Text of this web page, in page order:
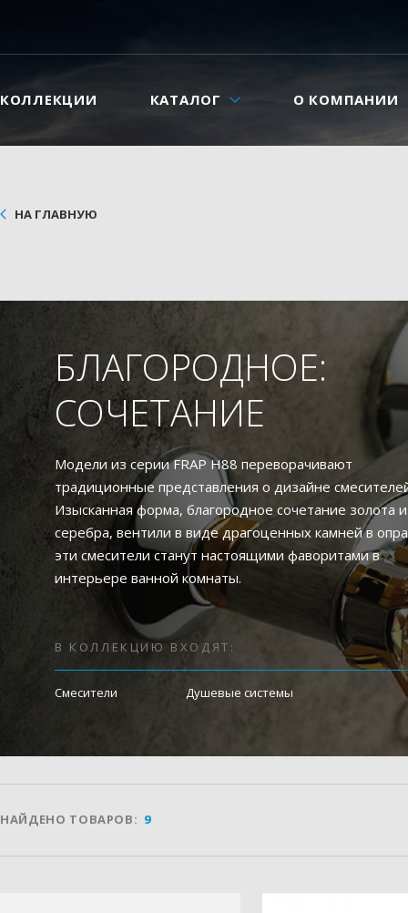
КОЛЛЕКЦИИ КАТАЛОГ О КОМПАНИИ
НА ГЛАВНУЮ
БЛАГОРОДНОЕ:
СОЧЕТАНИЕ
Модели из серии FRAP H88 переворачивают
традиционные представления о дизайне
Изысканная форма, благородное сочетание золота и
серебра, вентили в виде драгоценных камней в
эти смесители станут настоящими фаворитами в
интерьере ванной комнаты.
В КОЛЛЕКЦИЮ ВХОДЯТ:
Смесители Душевые системы
НАЙДЕНО ТОВАРОВ: 9